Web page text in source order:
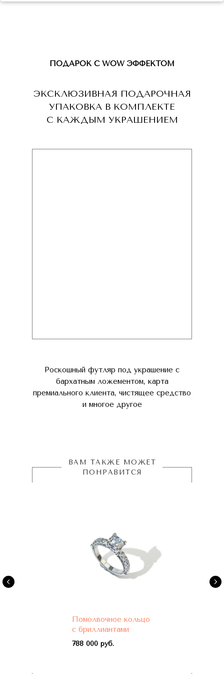
ЭКСКЛЮЗИВНАЯ ПОДАРОЧНАЯ
УПАКОВКА В КОМПЛЕКТЕ
С КАЖДЫМ УКРАШЕНИЕМ
Роскошный футляр под украшение с
бархатным ложементом, карта
премиального клиента, чистящее средство
и многое другое
ПОДАРОК С WOW ЭФФЕКТОМ
ВАМ ТАКЖЕ МОЖЕТ
ПОНРАВИТСЯ
Помолвочное кольцо
с бриллиантами
788 000 руб.